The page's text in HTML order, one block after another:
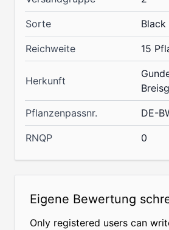
Sorte Black
Reichweite 15
Herkunft
Pflanzenpassnr. DE-
RNQP 0
Eigene Bewertung
Only registered users can